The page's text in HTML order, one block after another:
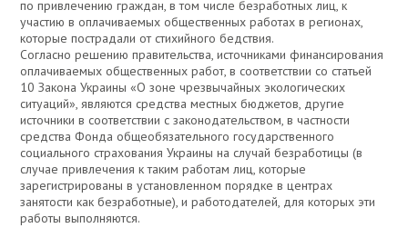
по привлечению граждан, в том числе безработных лиц, к
участию в оплачиваемых общественных работах в регионах,
которые пострадали от стихийного бедствия.
Согласно решению правительства, источниками финансирования
оплачиваемых общественных работ, в соответствии со статьей
10 Закона Украины «О зоне чрезвычайных экологических
ситуаций», являются средства местных бюджетов, другие
источники в соответствии с законодательством, в частности
средства Фонда общеобязательного государственного
социального страхования Украины на случай безработицы (в
случае привлечения к таким работам лиц, которые
зарегистрированы в установленном порядке в центрах
занятости как безработные), и работодателей, для которых эти
работы выполняются.